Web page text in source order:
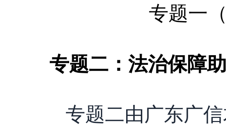
专题一
专题二：法治保障
专题二由广东广